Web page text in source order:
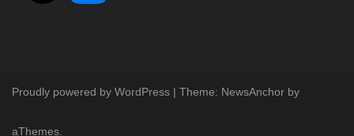
Proudly powered by WordPress | Theme: NewsAnchor by
aThemes.